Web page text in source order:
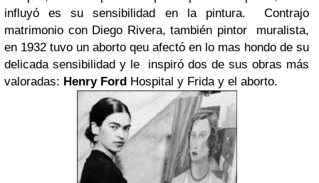
influyó es su sensibilidad en la pintura.
Contrajo
matrimonio con Diego Rivera, también pintor
muralista,
en 1932 tuvo un aborto qeu afectó en lo mas hondo de su
delicada sensibilidad y le
inspiró dos de sus obras más
valoradas: Henry Ford Hospital y Frida y el aborto.